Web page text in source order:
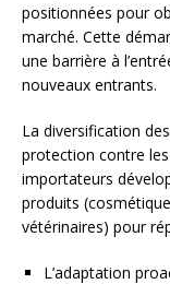
positionnées pour
marché. Cette
une barrière à
nouveaux entrants.
La diversification des
protection contre
importateurs
produits
vétérinaires) pour
L’adaptation